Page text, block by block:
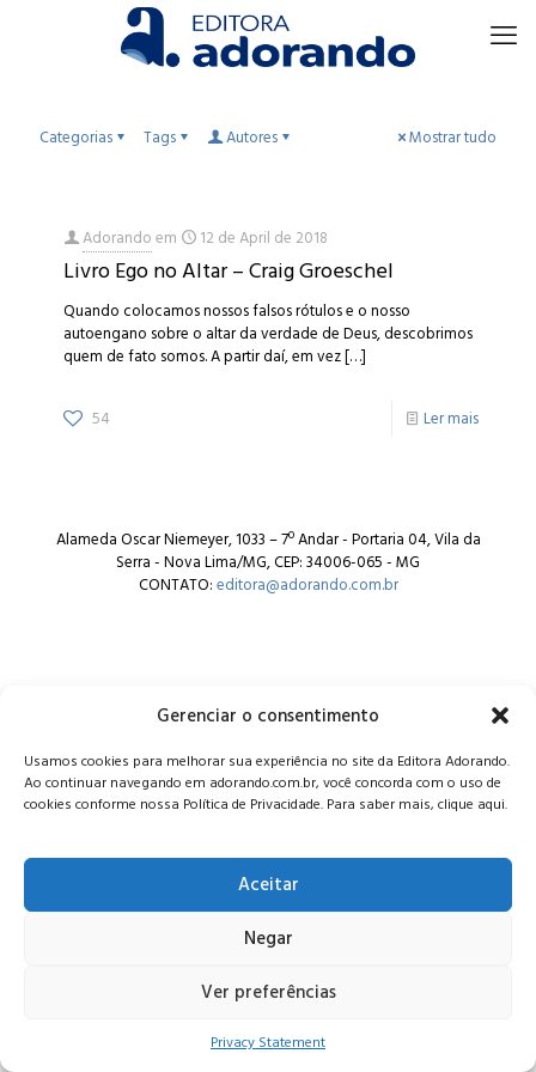
Gerenciar o consentimento
Usamos cookies para melhorar sua experiência no site da Editora Adorando.
Ao continuar navegando em adorando.com.br, você concorda com o uso de
cookies conforme nossa Política de Privacidade. Para saber mais, clique aqui.
Aceitar
Negar
Ver preferências
Privacy Statement
Categorias Tags Autores Mostrar tudo
Adorandoem 12 de April de 2018
Livro Ego no Altar – Craig Groeschel
Quando colocamos nossos falsos rótulos e o nosso
autoengano sobre o altar da verdade de Deus, descobrimos
quem de fato somos. A partir daí, em vez[…]
54 Ler mais
Alameda Oscar Niemeyer, 1033 – 7º Andar - Portaria 04, Vila da
Serra - Nova Lima/MG, CEP: 34006-065 - MG
CONTATO:editora@adorando.com.br
© Editora Adorando 2026. Todos os direitos reservados.
Consulte nossapolítica de privacidade.